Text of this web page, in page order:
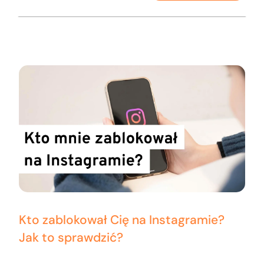
Kto zablokował Cię na Instagramie?
Jak to sprawdzić?